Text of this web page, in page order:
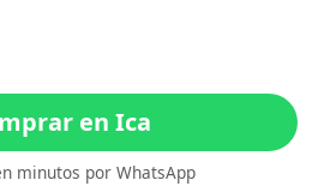
en Ica
minutos por WhatsApp